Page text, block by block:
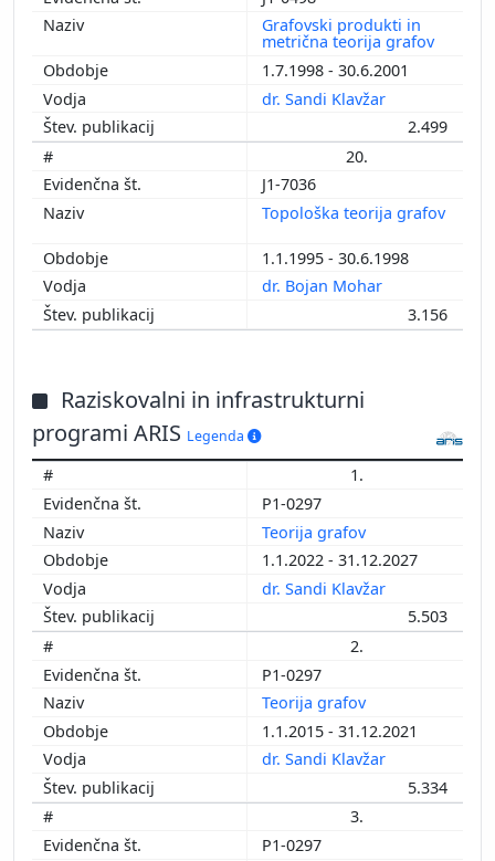
Grafovski produkti in
metrična teorija grafov
1.7.1998 - 30.6.2001
dr. Sandi Klavžar
2.499
20.
J1-7036
Topološka teorija grafov
1.1.1995 - 30.6.1998
dr. Bojan Mohar
3.156
Raziskovalni in infrastrukturni
programi ARIS Legenda
1.
P1-0297
Teorija grafov
1.1.2022 - 31.12.2027
dr. Sandi Klavžar
5.503
2.
P1-0297
Teorija grafov
1.1.2015 - 31.12.2021
dr. Sandi Klavžar
5.334
3.
P1-0297